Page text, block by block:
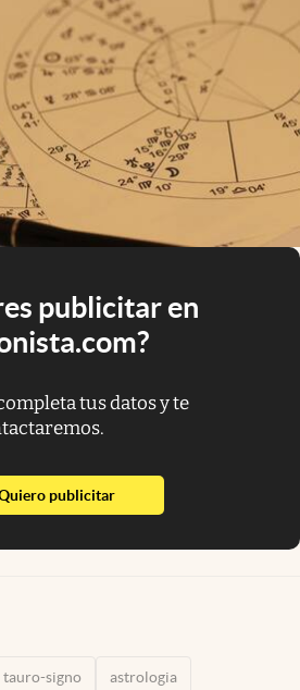
publicitar en
tus datos y te
publicitarabre en nueva pestaña
tauro-signo astrologia